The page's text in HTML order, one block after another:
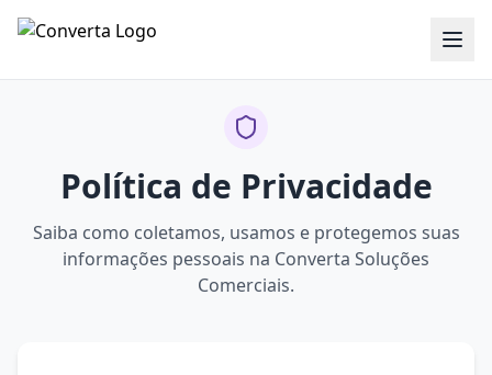
Política de Privacidade
Saiba como coletamos, usamos e protegemos suas
informações pessoais na Converta Soluções
Comerciais.